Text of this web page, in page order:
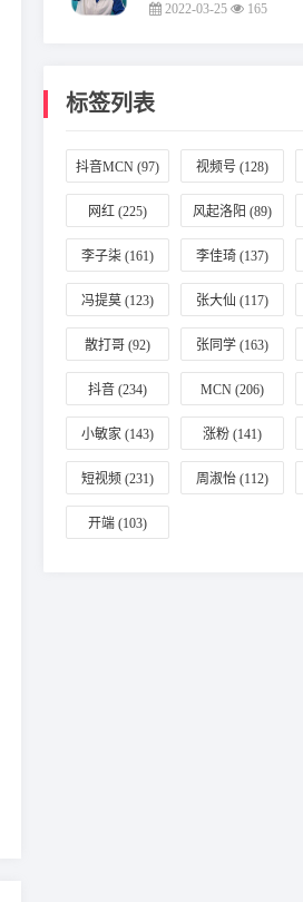
2022-03-25 165
标签列表
抖音MCN (97) 视频号 (128)
网红 (225) 风起洛阳 (89)
李子柒 (161) 李佳琦 (137)
冯提莫 (123) 张大仙 (117)
散打哥 (92) 张同学 (163)
抖音 (234) MCN (206)
小敏家 (143) 涨粉 (141)
短视频 (231) 周淑怡 (112)
开端 (103)